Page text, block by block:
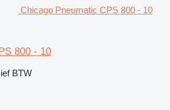
Chicago Pneumatic CPS 800 - 10
800 - 10
BTW